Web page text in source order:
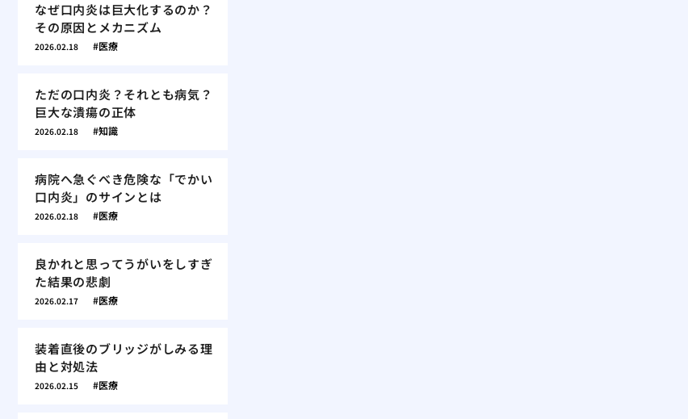
なぜ口内炎は巨大化するのか？
その原因とメカニズム
2026.02.18 医療
ただの口内炎？それとも病気？
巨大な潰瘍の正体
2026.02.18 知識
病院へ急ぐべき危険な「でかい
口内炎」のサインとは
2026.02.18 医療
良かれと思ってうがいをしすぎ
た結果の悲劇
2026.02.17 医療
装着直後のブリッジがしみる理
由と対処法
2026.02.15 医療